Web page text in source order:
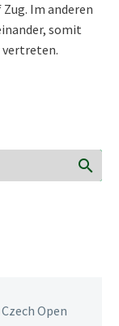
Im anderen
somit
vertreten.
Open